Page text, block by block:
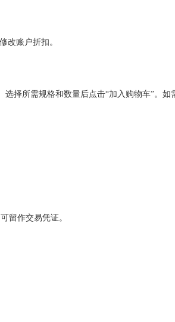
改账户折扣。
择所需规格和数量后点击“加入购物车”。
留作交易凭证。